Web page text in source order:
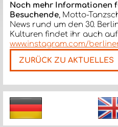
Noch mehr Informationen
Besuchende, Motto-
News rund um den 30.
Kulturen findet ihr auch
www.instagram.com/
ZURÜCK ZU AKTUELLES
Nächste